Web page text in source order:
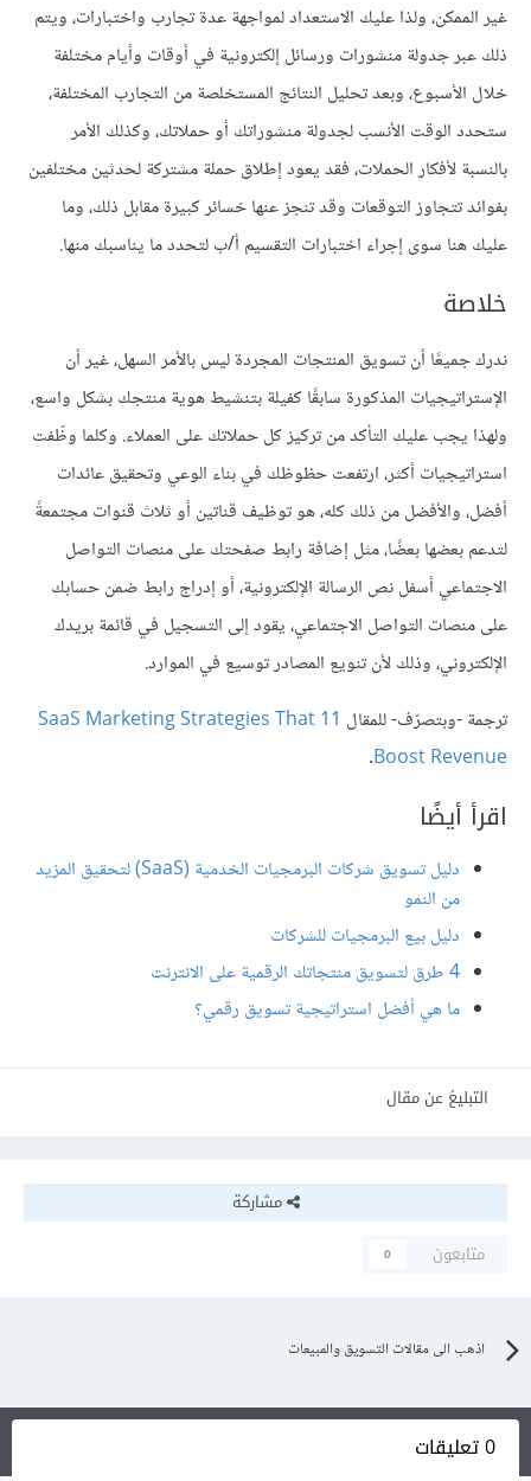
غير الممكن، ولذا عليك الاستعداد لمواجهة عدة تجارب واختبارات، ويتم
ذلك عبر جدولة منشورات ورسائل إلكترونية في أوقات وأيام مختلفة
خلال الأسبوع، وبعد تحليل النتائج المستخلصة من التجارب المختلفة،
ستحدد الوقت الأنسب لجدولة منشوراتك أو حملاتك، وكذلك الأمر
بالنسبة لأفكار الحملات، فقد يعود إطلاق حملة مشتركة لحدثين مختلفين
بفوائد تتجاوز التوقعات وقد تنجز عنها خسائر كبيرة مقابل ذلك، وما
عليك هنا سوى إجراء اختبارات التقسيم أ/ب لتحدد ما يناسبك منها.
خلاصة
ندرك جميعًا أن تسويق المنتجات المجردة ليس بالأمر السهل، غير أن
الإستراتيجيات المذكورة سابقًا كفيلة بتنشيط هوية منتجك بشكل واسع،
ولهذا يجب عليك التأكد من تركيز كل حملاتك على العملاء. وكلما وظّفت
استراتيجيات أكثر، ارتفعت حظوظك في بناء الوعي وتحقيق عائدات
أفضل، والأفضل من ذلك كله، هو توظيف قناتين أو ثلاث قنوات مجتمعةً
لتدعم بعضها بعضًا، مثل إضافة رابط صفحتك على منصات التواصل
الاجتماعي أسفل نص الرسالة الإلكترونية، أو إدراج رابط ضمن حسابك
على منصات التواصل الاجتماعي، يقود إلى التسجيل في قائمة بريدك
الإلكتروني، وذلك لأن تنويع المصادر توسيع في الموارد.
ترجمة -وبتصرّف- للمقال
11 SaaS Marketing Strategies That
Boost Revenue
.
اقرأ أيضًا
دليل تسويق شركات البرمجيات الخدمية (SaaS) لتحقيق المزيد
من النمو
دليل بيع البرمجيات للشركات
4 طرق لتسويق منتجاتك الرقمية على الانترنت
ما هي أفضل استراتيجية تسويق رقمي؟
التبليغ عن مقال
مشاركة
متابعون
0
اذهب الى مقالات التسويق والمبيعات
0 تعليقات